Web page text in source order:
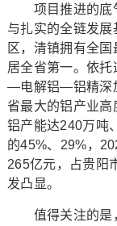
项目推进的底气
与扎实的全链发
区，清镇拥有全
居全省第一。依
—电解铝—铝精深
省最大的铝产业
铝产能达240万吨
的45%、29%，
265亿元，占贵阳
发凸显。
值得关注的是，